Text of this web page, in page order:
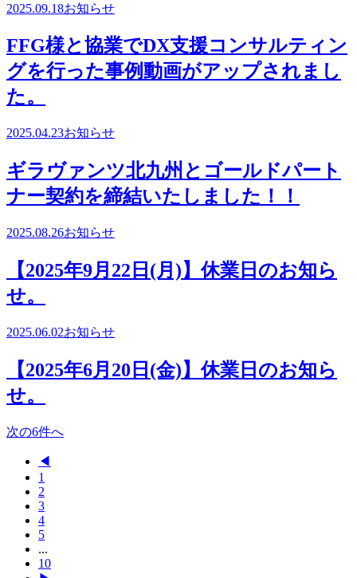
2025.09.18お知らせ
FFG様と協業でDX支援コンサルティン
グを行った事例動画がアップされまし
た。
2025.04.23お知らせ
ギラヴァンツ北九州とゴールドパート
ナー契約を締結いたしました！！
2025.08.26お知らせ
【2025年9月22日(月)】休業日のお知ら
せ。
2025.06.02お知らせ
【2025年6月20日(金)】休業日のお知ら
せ。
次の6件へ
◀
1
2
3
4
5
...
10